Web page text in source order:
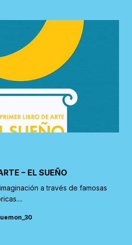
– EL SUEÑO
a través de famosas